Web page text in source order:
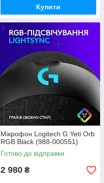
Купити
Мiкрофон Logitech G Yeti Orb
RGB Black (988-000551)
Готово до відправки
2 980 ₴